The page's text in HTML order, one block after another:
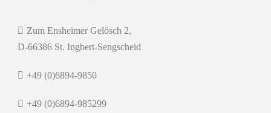
Zum Ensheimer Gelösch 2,
D-66386 St. Ingbert-Sengscheid
+49 (0)6894-9850
+49 (0)6894-985299